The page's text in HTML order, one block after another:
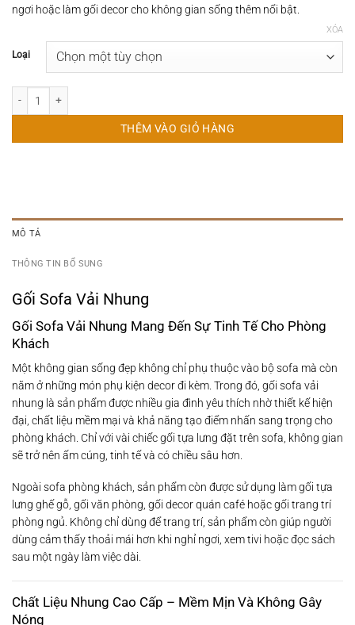
ngơi hoặc làm gối decor cho không gian sống thêm nổi bật.
Loại
XÓA
THÊM VÀO GIỎ HÀNG
MÔ TẢ
THÔNG TIN BỔ SUNG
Gối Sofa Vải Nhung
Gối Sofa Vải Nhung Mang Đến Sự Tinh Tế Cho Phòng
Khách
Một không gian sống đẹp không chỉ phụ thuộc vào bộ sofa mà còn
nằm ở những món phụ kiện decor đi kèm. Trong đó, gối sofa vải
nhung là sản phẩm được nhiều gia đình yêu thích nhờ thiết kế hiện
đại, chất liệu mềm mại và khả năng tạo điểm nhấn sang trọng cho
phòng khách. Chỉ với vài chiếc gối tựa lưng đặt trên sofa, không gian
sẽ trở nên ấm cúng, tinh tế và có chiều sâu hơn.
Ngoài sofa phòng khách, sản phẩm còn được sử dụng làm gối tựa
lưng ghế gỗ, gối văn phòng, gối decor quán café hoặc gối trang trí
phòng ngủ. Không chỉ dùng để trang trí, sản phẩm còn giúp người
dùng cảm thấy thoải mái hơn khi nghỉ ngơi, xem tivi hoặc đọc sách
sau một ngày làm việc dài.
Chất Liệu Nhung Cao Cấp – Mềm Mịn Và Không Gây
Nóng